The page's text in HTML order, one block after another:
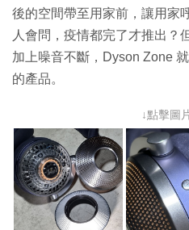
後的空間帶至用家前，讓用家
人會問，疫情都完了才推出？
加上噪音不斷，Dyson Zone
的產品。
↓點擊圖